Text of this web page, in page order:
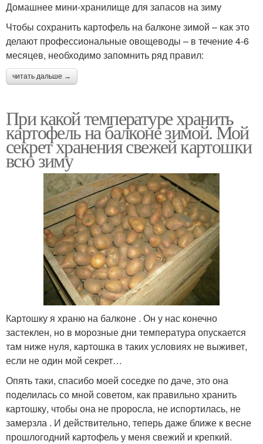
Домашнее мини-хранилище для запасов на зиму
Чтобы сохранить картофель на балконе зимой – как это
делают профессиональные овощеводы – в течение 4-6
месяцев, необходимо запомнить ряд правил:
читать дальше →
При какой температуре хранить
картофель на балконе зимой. Мой
секрет хранения свежей картошки
всю зиму
Картошку я храню на балконе . Он у нас конечно
застеклен, но в морозные дни температура опускается
там ниже нуля, картошка в таких условиях не выживет,
если не один мой секрет…
Опять таки, спасибо моей соседке по даче, это она
поделилась со мной советом, как правильно хранить
картошку, чтобы она не проросла, не испортилась, не
замерзла . И действительно, теперь даже ближе к весне
прошлогодний картофель у меня свежий и крепкий.